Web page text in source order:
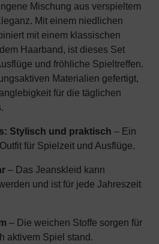
Mischung aus verspieltem
Mit einem niedlichen
mit einem klassischen
Haarband, ist dieses Set
und fröhliche Spieltreffen.
Materialien gefertigt,
für die täglichen
Stylisch und praktisch – Ein
für Spielzeit und Ausflüge.
– Das Jeanskleid kann
und ist für jede Jahreszeit
– Die weichen Stoffe sorgen für
aktivem Spiel stand.